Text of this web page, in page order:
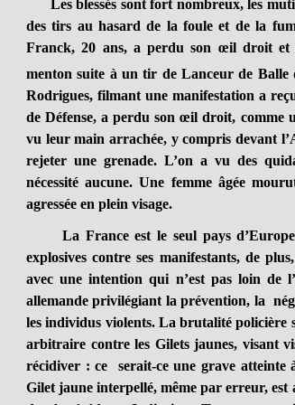
Les blessés sont fort nombreux, les
des tirs au hasard de la foule et de la
Franck, 20 ans, a perdu son œil droit
menton suite à un tir de Lanceur de Balle
Rodrigues, filmant une manifestation a
de Défense, a perdu son œil droit, comme
vu leur main arrachée, y compris devant
rejeter une grenade. L’on a vu des
nécessité aucune. Une femme âgée
agressée en plein visage.
La France est le seul pays d’Europe
explosives contre ses manifestants, de
avec une intention qui n’est pas loin de
allemande privilégiant la prévention, la
les individus violents. La brutalité policière
arbitraire contre les Gilets jaunes, visant
récidiver : ce serait-ce une grave atteinte
Gilet jaune interpellé, même par erreur,